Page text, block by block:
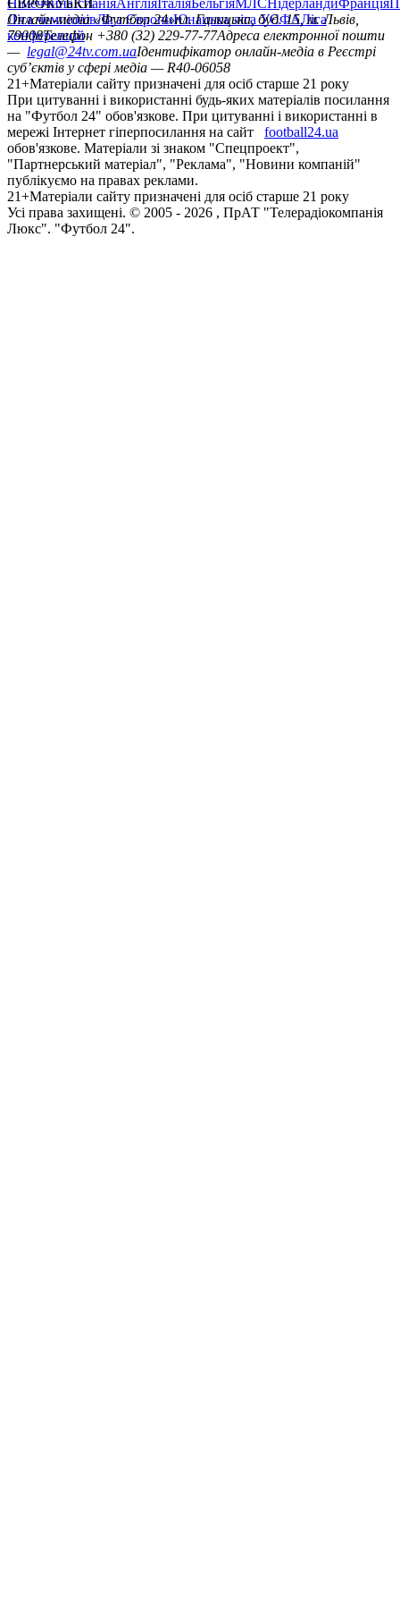
НімеччинаІспаніяАнглія ІталіяБельгіяМЛС НідерландиФранція
ЄВРОКУБКИ
Ліга чемпіонівЛіга ЄвропиЮнацька ліга УЄФАЛіга
конференцій
Онлайн-медіа «Футбол 24»пл. Галицька, буд. 15, м. Львів,
79008Телефон +380 (32) 229-77-77Адреса електронної пошти
— legal@24tv.com.uaІдентифікатор онлайн-медіа в Реєстрі
суб’єктів у сфері медіа — R40-06058
21+Матеріали сайту призначені для осіб старше 21 року
При цитуванні і використанні будь-яких матеріалів посилання
на "Футбол 24" обов'язкове. При цитуванні і використанні в
мережі Інтернет гіперпосилання на сайт
football24.ua
обов'язкове. Матеріали зі знаком "Спецпроект",
"Партнерський матеріал", "Реклама", "Новини компаній"
публікуємо на правах реклами.
21+Матеріали сайту призначені для осіб старше 21 року
Усi права захищенi. © 2005 - 2026 , ПрАТ "Телерадіокомпанія
Люкс". "Футбол 24".